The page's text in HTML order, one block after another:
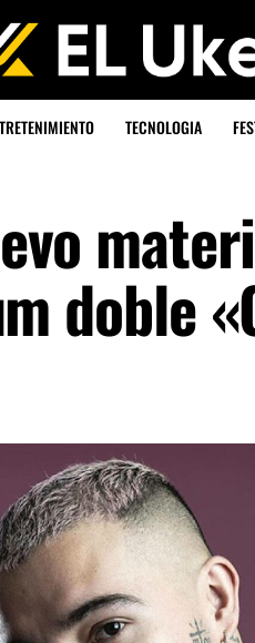
TECNOLOGIA
doble